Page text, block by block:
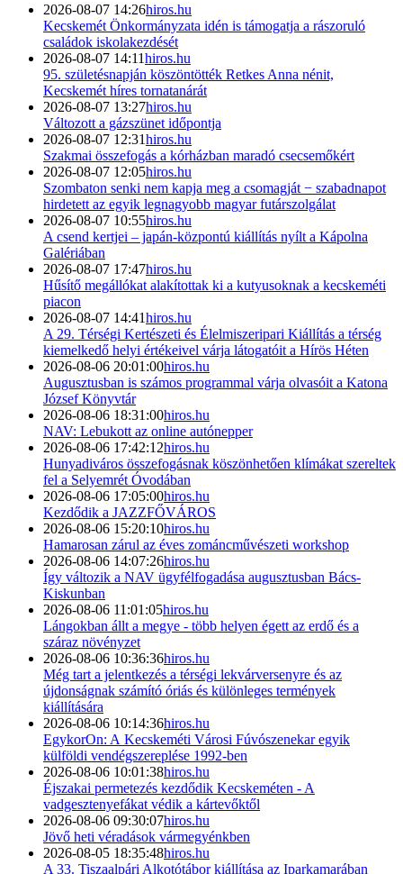
2026-08-07 14:26hiros.hu
Kecskemét Önkormányzata idén is támogatja a rászoruló
családok iskolakezdését
2026-08-07 14:11hiros.hu
95. születésnapján köszöntötték Retkes Anna nénit,
Kecskemét híres tornatanárát
2026-08-07 13:27hiros.hu
Változott a gázszünet időpontja
2026-08-07 12:31hiros.hu
Szakmai összefogás a kórházban maradó csecsemőkért
2026-08-07 12:05hiros.hu
Szombaton senki nem kapja meg a csomagját − szabadnapot
hirdetett az egyik legnagyobb magyar futárszolgálat
2026-08-07 10:55hiros.hu
A csend kertjei – japán-központú kiállítás nyílt a Kápolna
Galériában
2026-08-07 17:47hiros.hu
Hűsítő megállókat alakítottak ki a kutyusoknak a kecskeméti
piacon
2026-08-07 14:41hiros.hu
A 29. Térségi Kertészeti és Élelmiszeripari Kiállítás a térség
kiemelkedő helyi értékeivel várja látogatóit a Hírös Héten
2026-08-06 20:01:00hiros.hu
Augusztusban is számos programmal várja olvasóit a Katona
József Könyvtár
2026-08-06 18:31:00hiros.hu
NAV: Lebukott az online autónepper
2026-08-06 17:42:12hiros.hu
Hunyadiváros összefogásnak köszönhetően klímákat szereltek
fel a Selyemrét Óvodában
2026-08-06 17:05:00hiros.hu
Kezdődik a JAZZFŐVÁROS
2026-08-06 15:20:10hiros.hu
Hamarosan zárul az éves zománcművészeti workshop
2026-08-06 14:07:26hiros.hu
Így változik a NAV ügyfélfogadása augusztusban Bács-
Kiskunban
2026-08-06 11:01:05hiros.hu
Lángokban állt a megye - több helyen égett az erdő és a
száraz növényzet
2026-08-06 10:36:36hiros.hu
Még tart a jelentkezés a térségi lekvárversenyre és az
újdonságnak számító óriás és különleges termények
kiállítására
2026-08-06 10:14:36hiros.hu
EgykorOn: A Kecskeméti Városi Fúvószenekar egyik
külföldi vendégszereplése 1992-ben
2026-08-06 10:01:38hiros.hu
Éjszakai permetezés kezdődik Kecskeméten - A
vadgesztenyefákat védik a kártevőktől
2026-08-06 09:30:07hiros.hu
Jövő heti véradások vármegyénkben
2026-08-05 18:35:48hiros.hu
A 33. Tiszaalpári Alkotótábor kiállítása az Iparkamarában